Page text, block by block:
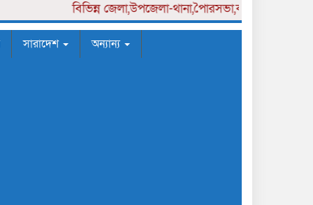
বিভিন্নজেলা,উপজেলা-থানা,পৈারসভা,কলেজ পর্যায়
সারাদেশ অন্যান্য